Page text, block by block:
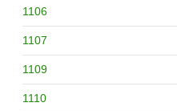
1106
1107
1109
1110